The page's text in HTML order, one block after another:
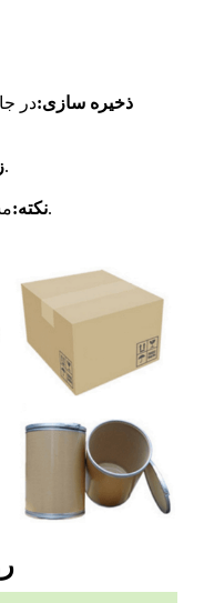
ذخیره سازی:در
۷ روز پس از سفارش شما.
نکته:مشخصات سفارشی قابل دستیابی است.